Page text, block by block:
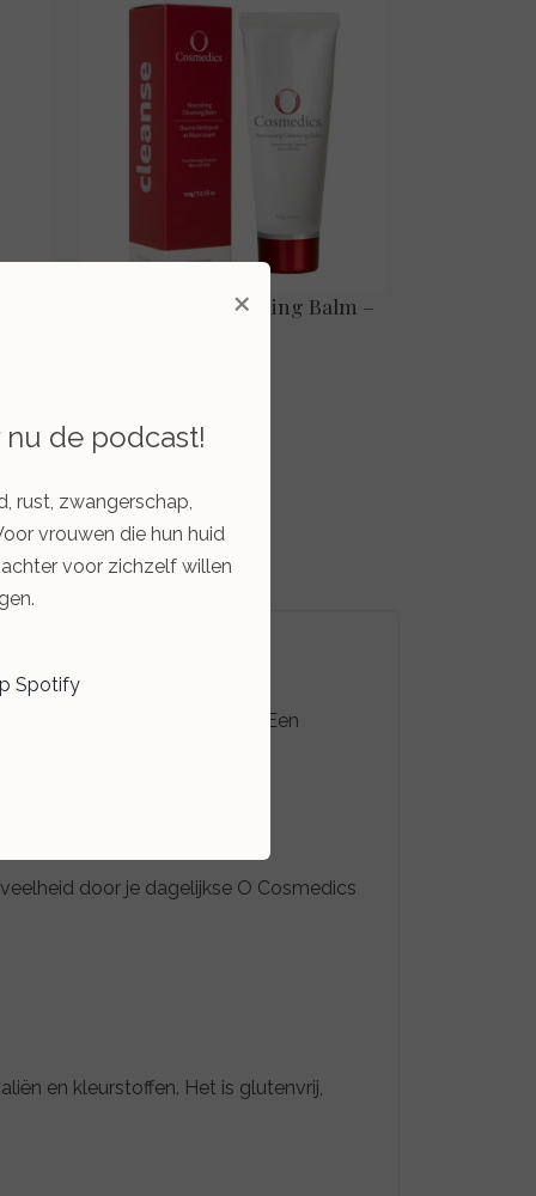
Nourishing Cleansing Balm –
de synthese van Klotho
van de huidbarrière. Een
door je dagelijkse O Cosmedics
en kleurstoffen. Het is glutenvrij,
×
de podcast!
rust, zwangerschap,
vrouwen die hun huid
voor zichzelf willen
Spotify